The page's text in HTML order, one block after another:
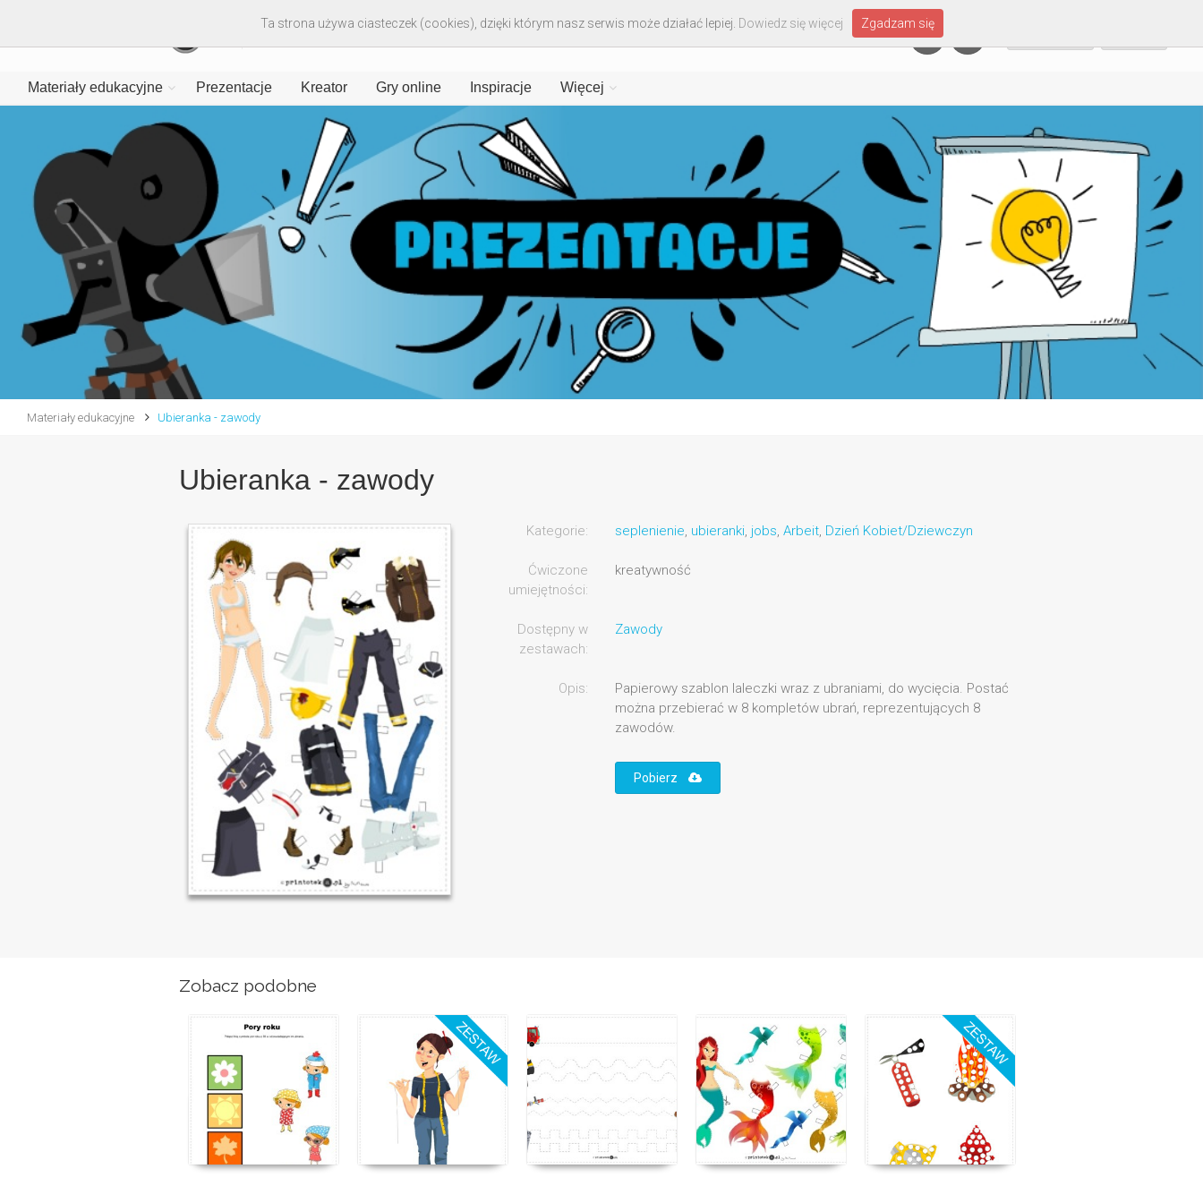
Materiały edukacyjne Prezentacje Kreator Gry online Inspiracje Więcej
Materiały edukacyjne Ubieranka - zawody
Ubieranka - zawody
Kategorie: seplenienie, ubieranki, jobs, Arbeit, Dzień Kobiet/Dziewczyn
Ćwiczone
umiejętności:
kreatywność
Dostępny w
zestawach:
Zawody
Opis:
Papierowy szablon laleczki wraz z ubraniami, do wycięcia. Postać
można przebierać w 8 kompletów ubrań, reprezentujących 8
zawodów.
Pobierz
Zobacz podobne
Ta strona używa ciasteczek (cookies), dzięki którym nasz serwis może działać lepiej. Dowiedz się więcej Zgadzam się